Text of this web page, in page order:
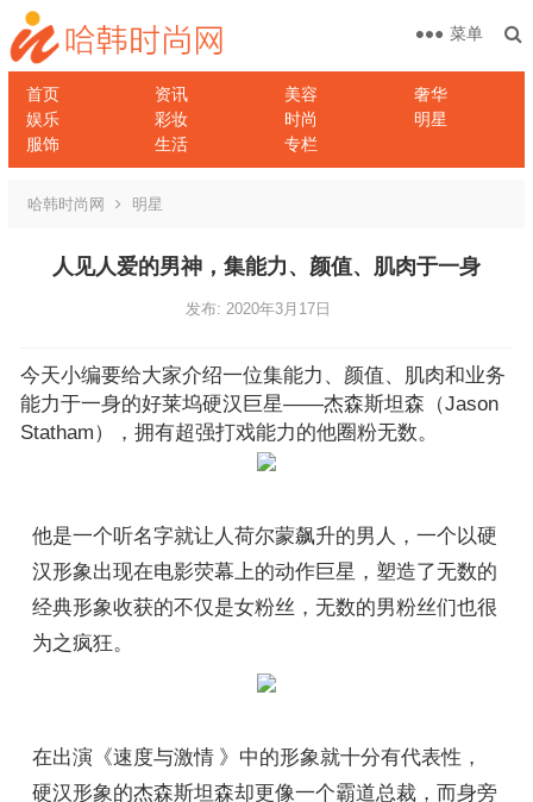
首页 资讯 美容
奢华
娱乐
彩妆 时尚
明星
服饰
生活 专栏
菜单
哈韩时尚网 明星
人见人爱的男神，集能力、颜值、肌肉于一身
发布: 2020年3月17日
今天小编要给大家介绍一位集能力、颜值、肌肉和业务
能力于一身的好莱坞硬汉巨星——杰森斯坦森（Jason
Statham），拥有超强打戏能力的他圈粉无数。
他是一个听名字就让人荷尔蒙飙升的男人，一个以硬
汉形象出现在电影荧幕上的动作巨星，塑造了无数的
经典形象收获的不仅是女粉丝，无数的男粉丝们也很
为之疯狂。
在出演《速度与激情 》中的形象就十分有代表性，
硬汉形象的杰森斯坦森却更像一个霸道总裁，而身旁